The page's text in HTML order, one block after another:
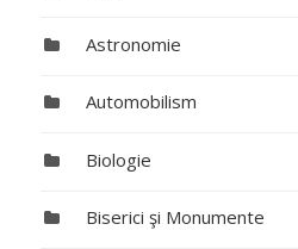
Astronomie
Automobilism
Biologie
Biserici şi Monumente